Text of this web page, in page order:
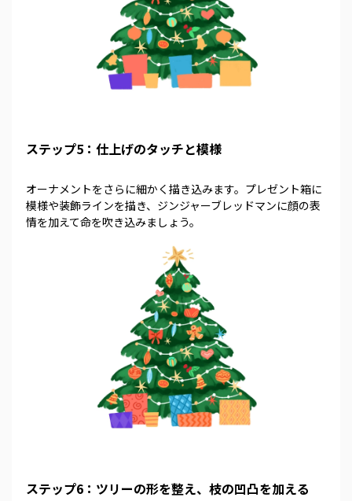
ステップ5：仕上げのタッチと模様
オーナメントをさらに細かく描き込みます。プレゼント箱に
模様や装飾ラインを描き、ジンジャーブレッドマンに顔の表
情を加えて命を吹き込みましょう。
ステップ6：ツリーの形を整え、枝の凹凸を加える